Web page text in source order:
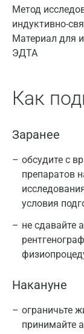
Метод
индуктивно-
Материал для
ЭДТА
Как
Заранее
обсудите с
препаратов
условия
не сдавайте
Накануне
ограничьте
принимайте